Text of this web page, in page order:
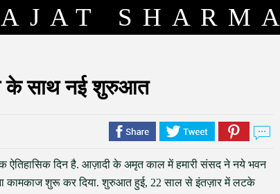
SHARMA
के साथ नई शुरुआत
ऐतिहासिक दिन है. आज़ादी के अमृत काल में हमारी संसद ने नये भवन
कामकाज शुरू कर दिया. शुरुआत हुई, 22 साल से इंतज़ार में लटके